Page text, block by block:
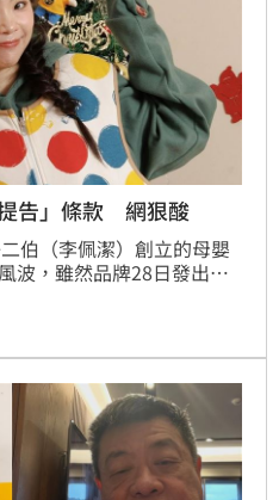
告」條款 網狠酸
伯（李佩潔）創立的母嬰
波，雖然品牌28日發出聲
日又有網友翻出
償，如今對照自身捲入抄襲
是「做賊喊抓賊」。